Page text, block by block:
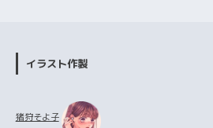
イラスト作製
猪狩そよ子